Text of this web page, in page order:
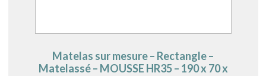
Matelas sur mesure – Rectangle –
Matelassé – MOUSSE HR35 – 190 x 70 x